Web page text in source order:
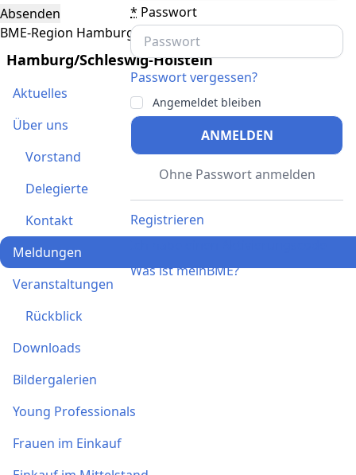
* Passwort
Passwort vergessen?
Angemeldet bleiben
ANMELDEN
Ohne Passwort anmelden
Registrieren
Was ist meinBME?
Absenden
BME-Region Hamburg/Schleswig-Holstein
Hamburg/Schleswig-Holstein
Aktuelles
Über uns
Vorstand
Delegierte
Kontakt
Meldungen
Veranstaltungen
Rückblick
Downloads
Bildergalerien
Young Professionals
Frauen im Einkauf